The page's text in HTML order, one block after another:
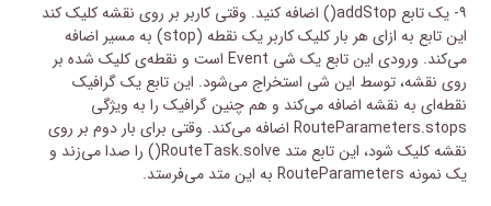
۹- یک تابع addStop() اضافه کنید. وقتی کاربر بر روی نقشه کلیک کند
این تابع به ازای هر بار کلیک کاربر یک نقطه (stop) به مسیر اضافه
می‌کند. ورودی این تابع یک شی Event است و نقطه‌ی کلیک شده بر
روی نقشه، توسط این شی استخراج می‌شود. این تابع یک گرافیک
نقطه‌ای به نقشه اضافه می‌کند و هم چنین گرافیک را به ویژگی
RouteParameters.stops اضافه می‌کند. وقتی برای بار دوم بر روی
نقشه کلیک شود، این تابع متد RouteTask.solve() را صدا می‌زند و
یک نمونه RouteParameters به این متد می‌فرستد.